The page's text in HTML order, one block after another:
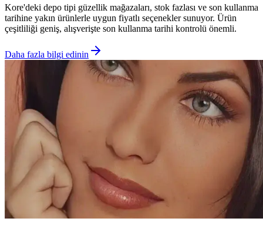
Kore'deki depo tipi güzellik mağazaları, stok fazlası ve son kullanma
tarihine yakın ürünlerle uygun fiyatlı seçenekler sunuyor. Ürün
çeşitliliği geniş, alışverişte son kullanma tarihi kontrolü önemli.
Daha fazla bilgi edinin